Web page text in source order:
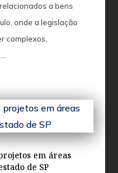
a bens
onde a legislação
complexos,
em áreas
de SP